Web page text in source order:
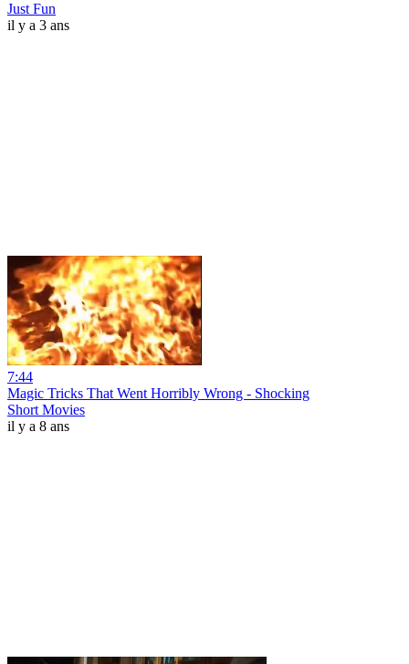
Just Fun
il y a 3 ans
7:44
Magic Tricks That Went Horribly Wrong - Shocking
Short Movies
il y a 8 ans